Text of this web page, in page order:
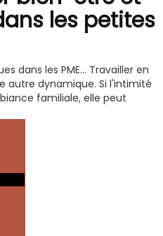
les petites
dans les PME… Travailler en
dynamique. Si l'intimité
familiale, elle peut